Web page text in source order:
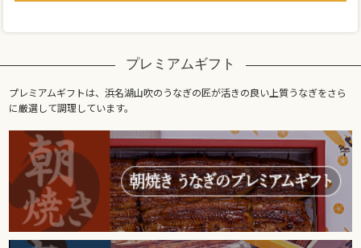
プレミアムギフト
プレミアムギフトは、浜名湖山吹のうなぎの匠が活きの良い上質うなぎをさら
に厳選して調理しています。